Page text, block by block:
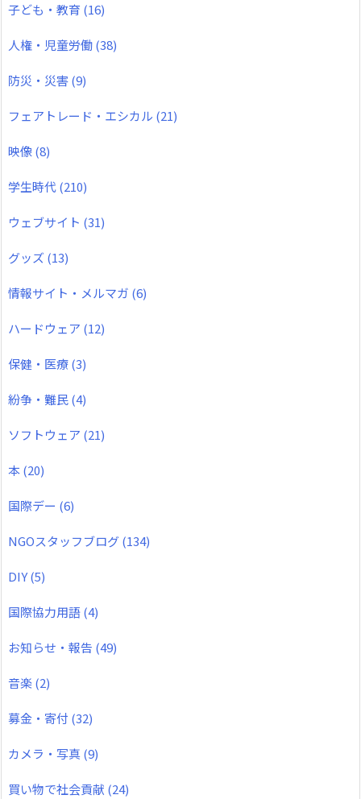
子ども・教育 (16)
人権・児童労働(38)
防災・災害(9)
フェアトレード・エシカル (21)
映像(8)
学生時代(210)
ウェブサイト (31)
グッズ (13)
情報サイト・メルマガ (6)
ハードウェア (12)
保健・医療(3)
紛争・難民(4)
ソフトウェア (21)
本(20)
国際デー (6)
NGOスタッフブログ(134)
DIY(5)
国際協力用語(4)
お知らせ・報告 (49)
音楽(2)
募金・寄付 (32)
カメラ・写真(9)
買い物で社会貢献 (24)